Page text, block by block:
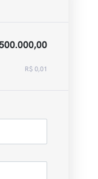
R$ 0,01